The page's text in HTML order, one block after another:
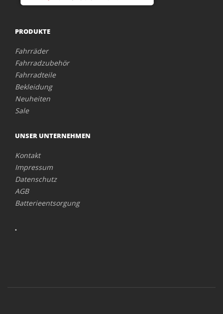
PRODUKTE
Fahrräder
Fahrradzubehör
Fahrradteile
Bekleidung
Neuheiten
Sale
UNSER UNTERNEHMEN
Kontakt
Impressum
Datenschutz
AGB
Batterieentsorgung
.